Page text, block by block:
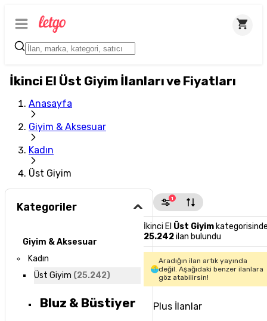
İkinci El Üst Giyim İlanları ve Fiyatları
Anasayfa
Giyim & Aksesuar
Kadın
Üst Giyim
Kategoriler
Giyim & Aksesuar
Kadın
Üst Giyim (25.242)
Bluz & Büstiyer
1
İkinci El Üst Giyim
25.242ilan bulundu
Aradığın ilan artık yayında
değil. Aşağıdaki benzer ilanlara
göz atabilirsin!
Plus İlanlar